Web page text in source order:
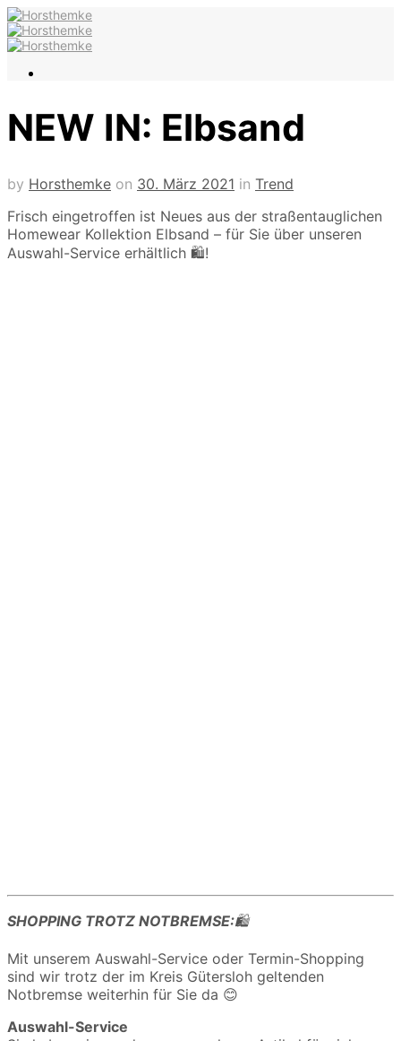
NEW IN: Elbsand
by Horsthemke on 30. März 2021 in Trend
Frisch eingetroffen ist Neues aus der straßentauglichen
Homewear Kollektion Elbsand – für Sie über unseren
Auswahl-Service erhältlich 🛍️!
SHOPPING TROTZ NOTBREMSE:🛍️
Mit unserem Auswahl-Service oder Termin-Shopping
sind wir trotz der im Kreis Gütersloh geltenden
Notbremse weiterhin für Sie da 😊
Auswahl-Service